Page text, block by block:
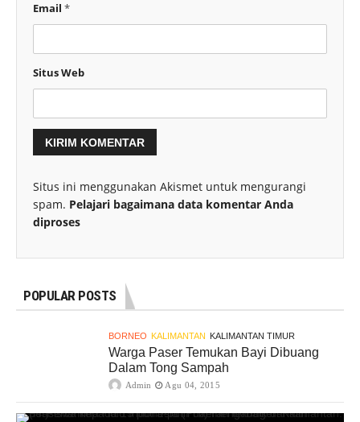
Email *
Situs Web
Situs ini menggunakan Akismet untuk mengurangi
spam. Pelajari bagaimana data komentar Anda
diproses
POPULAR POSTS
BORNEO KALIMANTAN KALIMANTAN TIMUR
Warga Paser Temukan Bayi Dibuang
Dalam Tong Sampah
Admin Agu 04, 2015